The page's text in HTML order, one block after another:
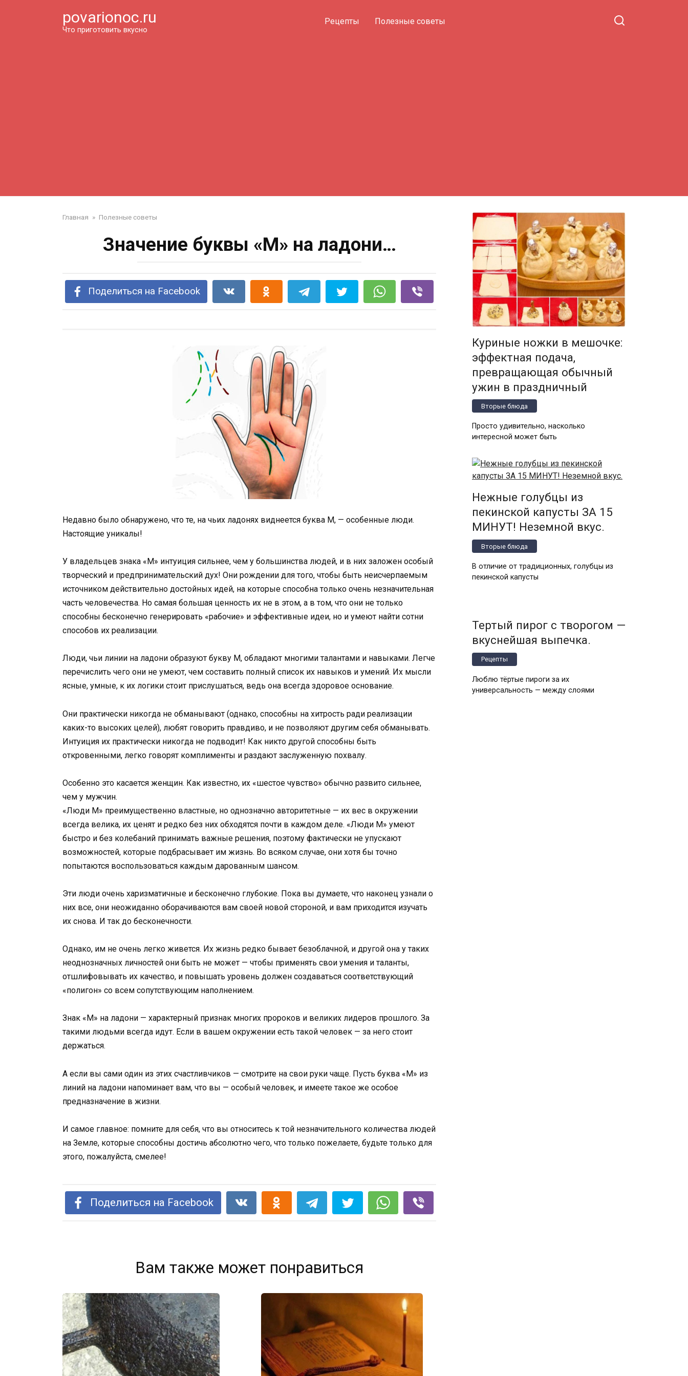
povarionoc.ru
Что приготовить вкусно
Рецепты Полезные советы
Главная » Полезные советы
Значение буквы «М» на ладони…
Поделиться на Facebook
Недавно было обнаружено, что те, на чьих ладонях виднеется буква М, — особенные люди.
Настоящие уникалы!
У владельцев знака «М» интуиция сильнее, чем у большинства людей, и в них заложен особый
творческий и предпринимательский дух! Они рождении для того, чтобы быть неисчерпаемым
источником действительно достойных идей, на которые способна только очень незначительная
часть человечества. Но самая большая ценность их не в этом, а в том, что они не только
способны бесконечно генерировать «рабочие» и эффективные идеи, но и умеют найти сотни
способов их реализации.
Люди, чьи линии на ладони образуют букву М, обладают многими талантами и навыками. Легче
перечислить чего они не умеют, чем составить полный список их навыков и умений. Их мысли
ясные, умные, к их логики стоит прислушаться, ведь она всегда здоровое основание.
Они практически никогда не обманывают (однако, способны на хитрость ради реализации
каких-то высоких целей), любят говорить правдиво, и не позволяют другим себя обманывать.
Интуиция их практически никогда не подводит! Как никто другой способны быть
откровенными, легко говорят комплименты и раздают заслуженную похвалу.
Особенно это касается женщин. Как известно, их «шестое чувство» обычно развито сильнее,
чем у мужчин.
«Люди М» преимущественно властные, но однозначно авторитетные — их вес в окружении
всегда велика, их ценят и редко без них обходятся почти в каждом деле. «Люди М» умеют
быстро и без колебаний принимать важные решения, поэтому фактически не упускают
возможностей, которые подбрасывает им жизнь. Во всяком случае, они хотя бы точно
попытаются воспользоваться каждым дарованным шансом.
Эти люди очень харизматичные и бесконечно глубокие. Пока вы думаете, что наконец узнали о
них все, они неожиданно оборачиваются вам своей новой стороной, и вам приходится изучать
их снова. И так до бесконечности.
Однако, им не очень легко живется. Их жизнь редко бывает безоблачной, и другой она у таких
неоднозначных личностей они быть не может — чтобы применять свои умения и таланты,
отшлифовывать их качество, и повышать уровень должен создаваться соответствующий
«полигон» со всем сопутствующим наполнением.
Знак «М» на ладони — характерный признак многих пророков и великих лидеров прошлого. За
такими людьми всегда идут. Если в вашем окружении есть такой человек — за него стоит
держаться.
А если вы сами один из этих счастливчиков — смотрите на свои руки чаще. Пусть буква «М» из
линий на ладони напоминает вам, что вы — особый человек, и имеете такое же особое
предназначение в жизни.
И самое главное: помните для себя, что вы относитесь к той незначительного количества людей
на Земле, которые способны достичь абсолютно чего, что только пожелаете, будьте только для
этого, пожалуйста, смелее!
Поделиться на Facebook
Вам также может понравиться
Куриные ножки в мешочке:
эффектная подача,
превращающая обычный
ужин в праздничный
Вторые блюда
Просто удивительно, насколько
интересной может быть
Нежные голубцы из
пекинской капусты ЗА 15
МИНУТ! Неземной вкус.
Вторые блюда
В отличие от традиционных, голубцы из
пекинской капусты
Тертый пирог с творогом —
вкуснейшая выпечка.
Рецепты
Люблю тёртые пироги за их
универсальность — между слоями